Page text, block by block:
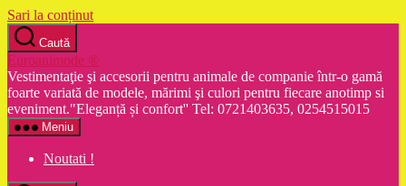
Sari la conținut
Caută
Euroanimode ®
Vestimentaţie şi accesorii pentru animale de companie într-o gamă
foarte variată de modele, mărimi şi culori pentru fiecare anotimp si
eveniment."Eleganță și confort'' Tel: 0721403635, 0254515015
Meniu
Noutati !